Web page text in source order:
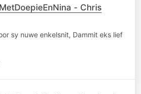
- Chris
sy nuwe enkelsnit, Dammit eks lief